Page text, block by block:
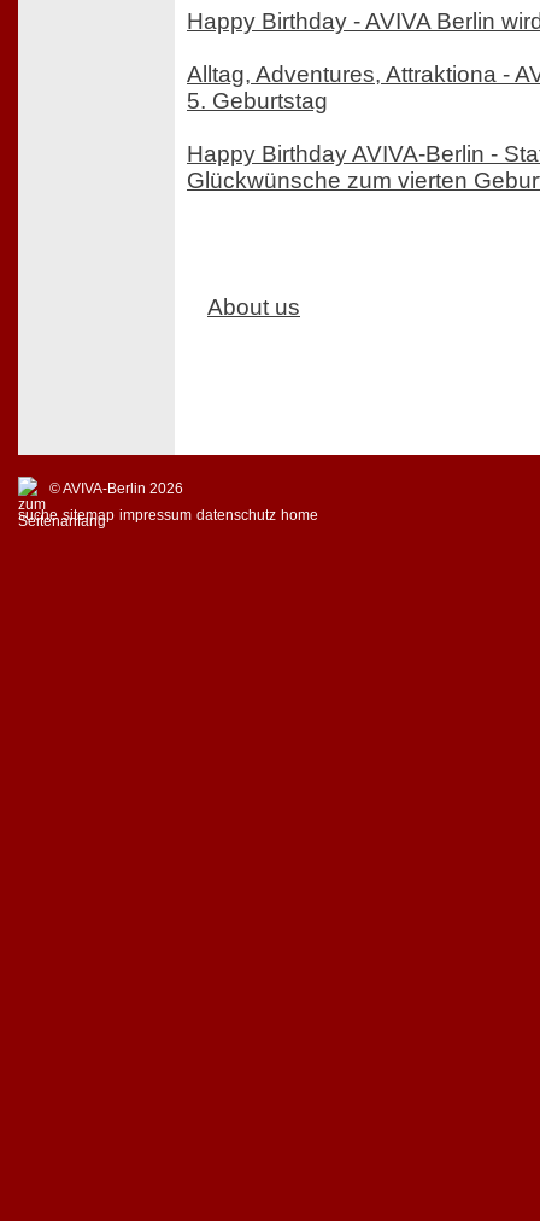
Happy Birthday - AVIVA Berlin
Alltag, Adventures, Attraktiona -
5. Geburtstag
Happy Birthday AVIVA-Berlin -
Glückwünsche zum vierten
About us
© AVIVA-Berlin 2026
suche sitemap impressum datenschutz home